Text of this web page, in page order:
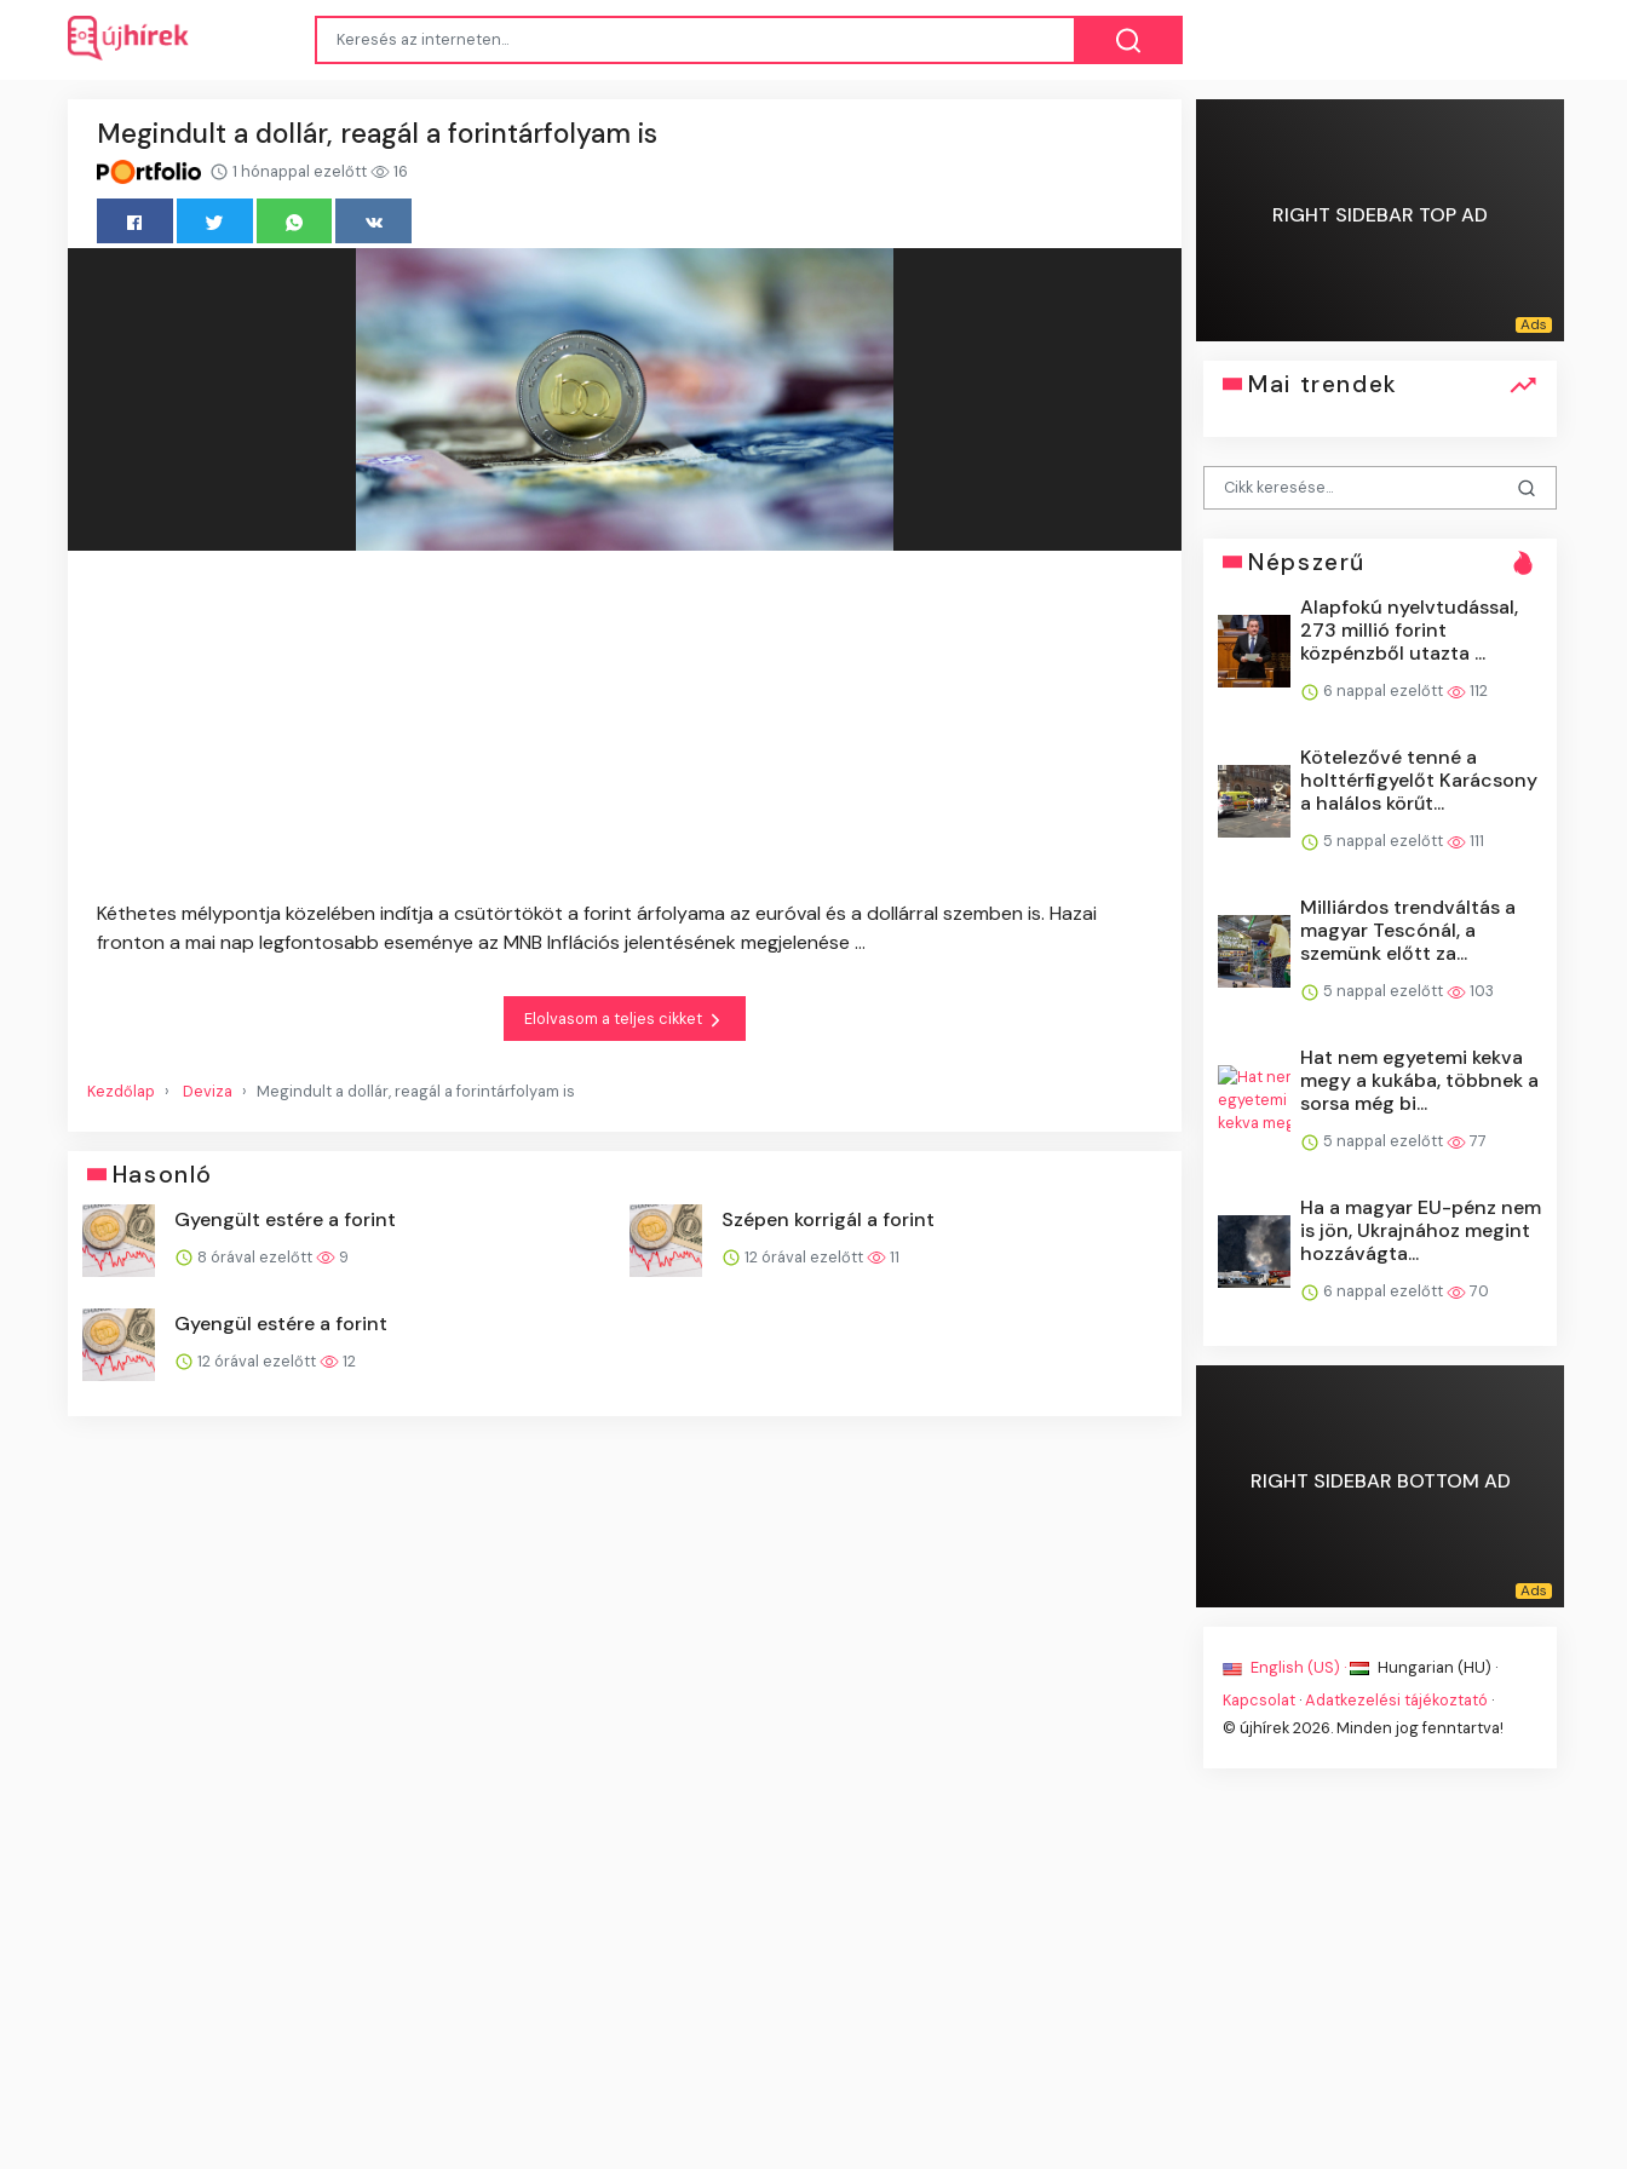
Megindult a dollár, reagál a forintárfolyam is
1 hónappal ezelőtt 16
Kéthetes mélypontja közelében indítja a csütörtököt a forint árfolyama az euróval és a dollárral szemben is. Hazai
fronton a mai nap legfontosabb eseménye az MNB Inflációs jelentésének megjelenése ...
Elolvasom a teljes cikket
Kezdőlap Deviza Megindult a dollár, reagál a forintárfolyam is
Hasonló
Gyengült estére a forint
8 órával ezelőtt 9
Szépen korrigál a forint
12 órával ezelőtt 11
Gyengül estére a forint
12 órával ezelőtt 12
RIGHT SIDEBAR TOP AD
Mai trendek
Népszerű
Alapfokú nyelvtudással,
273 millió forint
közpénzből utazta ...
6 nappal ezelőtt 112
Kötelezővé tenné a
holttérfigyelőt Karácsony
a halálos körűt...
5 nappal ezelőtt 111
Milliárdos trendváltás a
magyar Tescónál, a
szemünk előtt za...
5 nappal ezelőtt 103
Hat nem egyetemi kekva
megy a kukába, többnek a
sorsa még bi...
5 nappal ezelőtt 77
Ha a magyar EU-pénz nem
is jön, Ukrajnához megint
hozzávágta...
6 nappal ezelőtt 70
RIGHT SIDEBAR BOTTOM AD
English (US) ·
Hungarian (HU) ·
Kapcsolat ·Adatkezelési tájékoztató ·
© újhírek 2026. Minden jog fenntartva!